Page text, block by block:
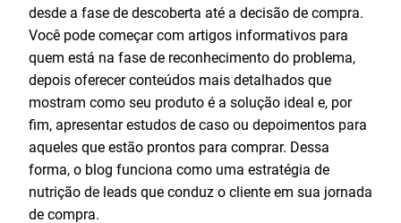
desde a fase de descoberta até a decisão de compra.
Você pode começar com artigos informativos para
quem está na fase de reconhecimento do problema,
depois oferecer conteúdos mais detalhados que
mostram como seu produto é a solução ideal e, por
fim, apresentar estudos de caso ou depoimentos para
aqueles que estão prontos para comprar. Dessa
forma, o blog funciona como uma estratégia de
nutrição de leads que conduz o cliente em sua jornada
de compra.